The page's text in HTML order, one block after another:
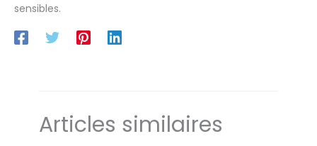
sensibles.
Articles similaires